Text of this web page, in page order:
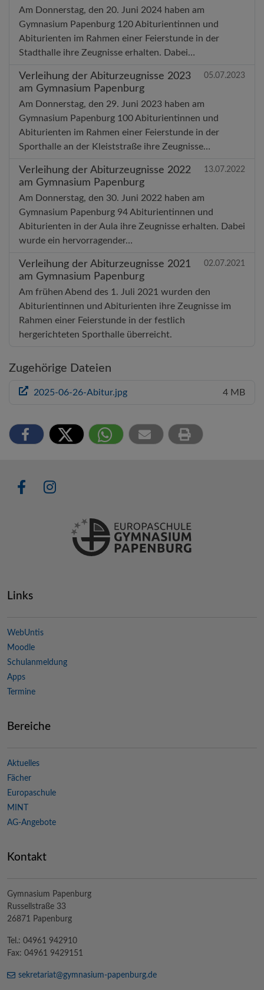
Am Donnerstag, den 20. Juni 2024 haben am
Gymnasium Papenburg 120 Abiturientinnen und
Abiturienten im Rahmen einer Feierstunde in der
Stadthalle ihre Zeugnisse erhalten. Dabei…
Verleihung der Abiturzeugnisse 2023
am Gymnasium Papenburg
05.07.2023
Am Donnerstag, den 29. Juni 2023 haben am
Gymnasium Papenburg 100 Abiturientinnen und
Abiturienten im Rahmen einer Feierstunde in der
Sporthalle an der Kleiststraße ihre Zeugnisse…
Verleihung der Abiturzeugnisse 2022
am Gymnasium Papenburg
13.07.2022
Am Donnerstag, den 30. Juni 2022 haben am
Gymnasium Papenburg 94 Abiturientinnen und
Abiturienten in der Aula ihre Zeugnisse erhalten. Dabei
wurde ein hervorragender…
Verleihung der Abiturzeugnisse 2021
am Gymnasium Papenburg
02.07.2021
Am frühen Abend des 1. Juli 2021 wurden den
Abiturientinnen und Abiturienten ihre Zeugnisse im
Rahmen einer Feierstunde in der festlich
hergerichteten Sporthalle überreicht.
Zugehörige Dateien
2025-06-26-Abitur.jpg 4 MB
Links
WebUntis
Moodle
Schulanmeldung
Apps
Termine
Bereiche
Aktuelles
Fächer
Europaschule
MINT
AG-Angebote
Kontakt
Gymnasium Papenburg
Russellstraße 33
26871 Papenburg
Tel.: 04961 942910
Fax: 04961 9429151
sekretariat@gymnasium-papenburg.de